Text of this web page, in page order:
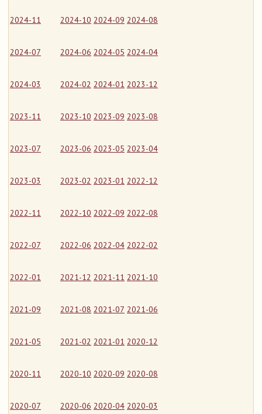
2024-11 2024-10 2024-09 2024-08
2024-07 2024-06 2024-05 2024-04
2024-03 2024-02 2024-01 2023-12
2023-11 2023-10 2023-09 2023-08
2023-07 2023-06 2023-05 2023-04
2023-03 2023-02 2023-01 2022-12
2022-11 2022-10 2022-09 2022-08
2022-07 2022-06 2022-04 2022-02
2022-01 2021-12 2021-11 2021-10
2021-09 2021-08 2021-07 2021-06
2021-05 2021-02 2021-01 2020-12
2020-11 2020-10 2020-09 2020-08
2020-07 2020-06 2020-04 2020-03